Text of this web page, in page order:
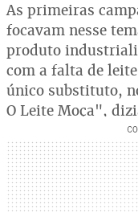
As primeiras
focavam nesse
produto
com a falta de
único substituto,
O Leite Moça",